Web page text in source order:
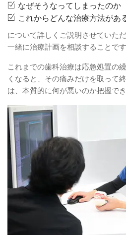
なぜそうなってしまったのか
これからどんな治療方法があ
について詳しくご説明させていた
一緒に治療計画を相談することです
これまでの歯科治療は応急処置の
くなると、その痛みだけを取って
は、本質的に何が悪いのか把握でき